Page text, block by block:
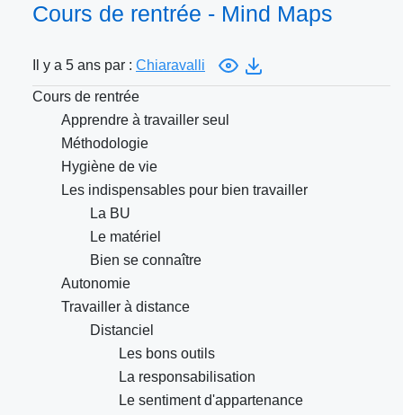
Cours de rentrée - Mind Maps
Il y a 5 ans par : Chiaravalli
Cours de rentrée
Apprendre à travailler seul
Méthodologie
Hygiène de vie
Les indispensables pour bien travailler
La BU
Le matériel
Bien se connaître
Autonomie
Travailler à distance
Distanciel
Les bons outils
La responsabilisation
Le sentiment d'appartenance